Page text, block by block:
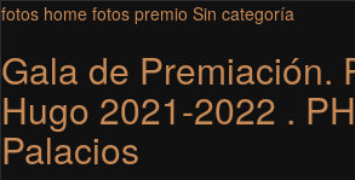
fotos home fotos premio Sin categoría
Gala de Premiación.
Hugo 2021-2022 .
Palacios